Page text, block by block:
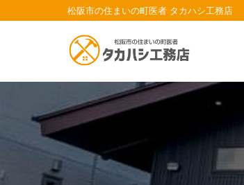
松阪市の住まいの町医者 タカハシ工務店